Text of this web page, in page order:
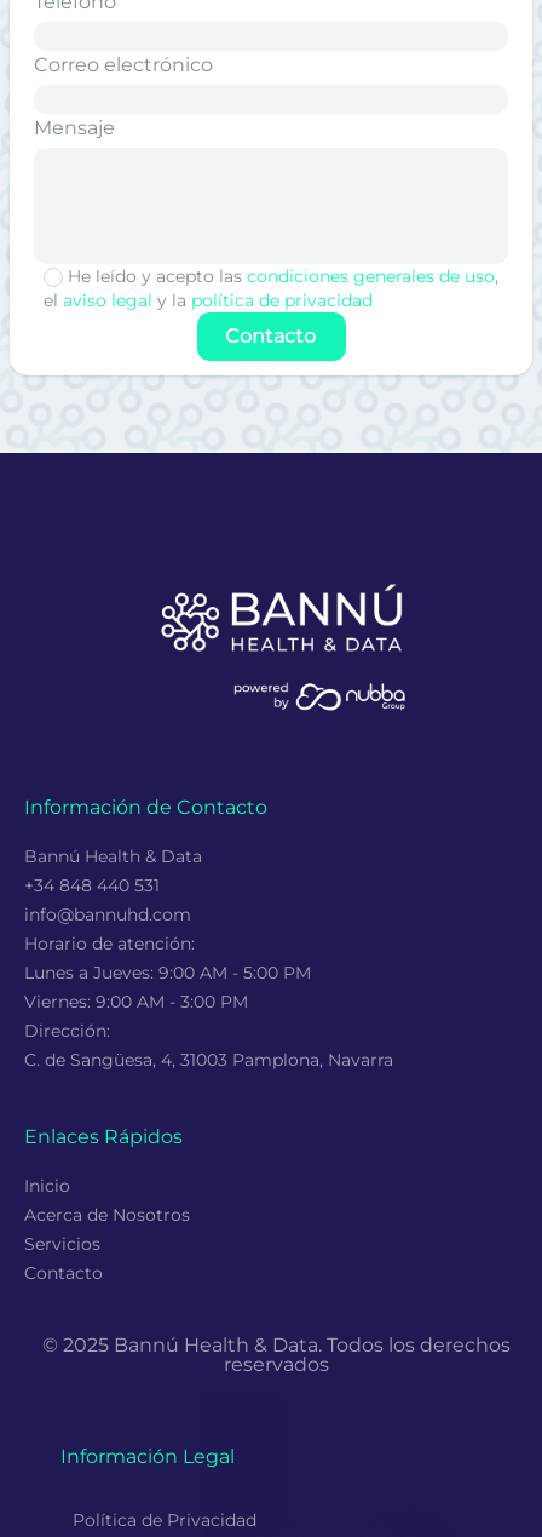
Correo electrónico
Mensaje
He leído y acepto las condiciones generales de uso,
el aviso legal y la política de privacidad
Contacto
Información de Contacto
Bannú Health & Data
+34 848 440 531
info@bannuhd.com
Horario de atención:
Lunes a Jueves: 9:00 AM - 5:00 PM
Viernes: 9:00 AM - 3:00 PM
Dirección:
C. de Sangüesa, 4, 31003 Pamplona, Navarra
Enlaces Rápidos
Inicio
Acerca de Nosotros
Servicios
Contacto
© 2025 Bannú Health & Data. Todos los derechos
reservados
Información Legal
Política de Privacidad